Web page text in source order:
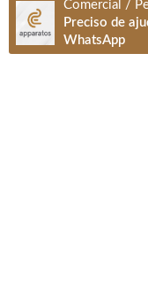
Comercial /
Preciso de
WhatsApp